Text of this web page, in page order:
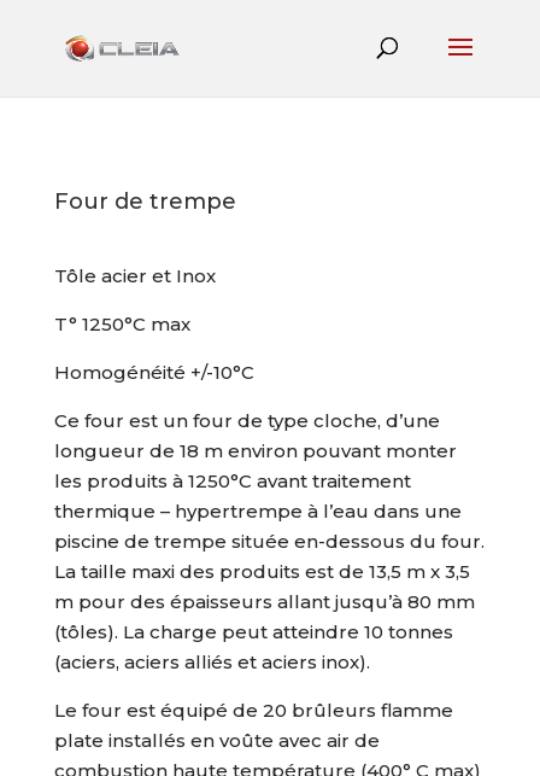
Four de trempe
Tôle acier et Inox
T° 1250°C max
Homogénéité +/-10°C
Ce four est un four de type cloche, d’une
longueur de 18 m environ pouvant monter
les produits à 1250°C avant traitement
thermique – hypertrempe à l’eau dans une
piscine de trempe située en-dessous du four.
La taille maxi des produits est de 13,5 m x 3,5
m pour des épaisseurs allant jusqu’à 80 mm
(tôles). La charge peut atteindre 10 tonnes
(aciers, aciers alliés et aciers inox).
Le four est équipé de 20 brûleurs flamme
plate installés en voûte avec air de
combustion haute température (400° C max)